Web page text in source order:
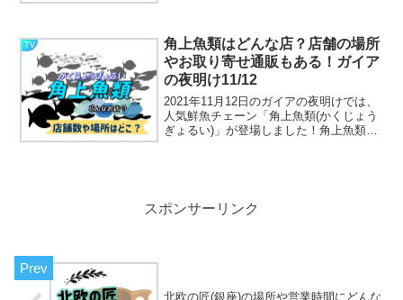
す！絵本としての世界観もしっかりあ
り、その流れから料理...
TV
角上魚類はどんな店？店舗の場所
やお取り寄せ通販もある！ガイア
の夜明け11/12
2021年11月12日のガイアの夜明けでは、
人気鮮魚チェーン「角上魚類(かくじょう
ぎょるい)」が登場しました！角上魚類っ
スポンサーリンク
北欧の匠(銀座)の場所や営業時間にどんな